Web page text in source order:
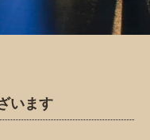
います